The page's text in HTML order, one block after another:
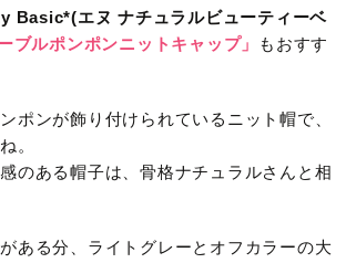
Basic*(エヌ ナチュラルビューティーベ
ーブルポンポンニットキャップ」
もおすす
ポンが飾り付けられているニット帽で、
。
のある帽子は、骨格ナチュラルさんと相
ある分、ライトグレーとオフカラーの大